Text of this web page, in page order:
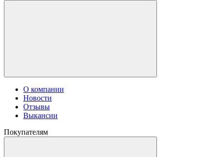
О компании
Новости
Отзывы
Выкансии
Покупателям